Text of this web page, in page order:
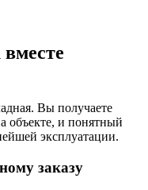
Вы получаете
объекте, и понятный
эксплуатации.
заказу